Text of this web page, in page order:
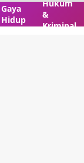
Gaya
Hidup
Hukum
&
Kriminal